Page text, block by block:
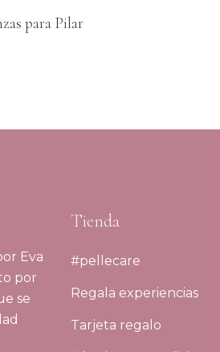
para Pilar
Eva
por
se
Tienda
#pellecare
Regala experiencias
Tarjeta regalo